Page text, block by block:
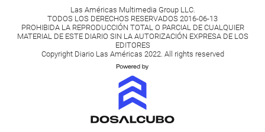
Las Américas Multimedia Group LLC.
TODOS LOS DERECHOS RESERVADOS 2016-06-13
PROHIBIDA LA REPRODUCCIÓN TOTAL O PARCIAL DE CUALQUIER
MATERIAL DE ESTE DIARIO SIN LA AUTORIZACIÓN EXPRESA DE LOS
EDITORES
Copyright Diario Las Américas 2022. All rights reserved